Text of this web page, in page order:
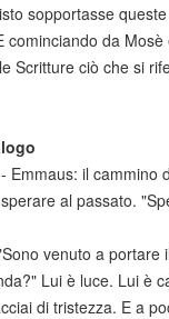
sopportasse
cominciando da
Scritture ciò che si
Emmaus: il cammino
al passato.
venuto a portare
Lui è luce. Lui è
di tristezza. E a